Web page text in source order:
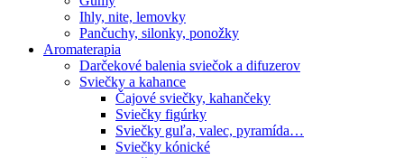
Ihly, nite, lemovky
Pančuchy, silonky, ponožky
Aromaterapia
Darčekové balenia sviečok a difuzerov
Sviečky a kahance
Čajové sviečky, kahančeky
Sviečky figúrky
Sviečky guľa, valec, pyramída…
Sviečky kónické